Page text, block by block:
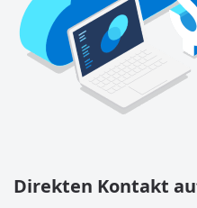
Direkten Kontakt